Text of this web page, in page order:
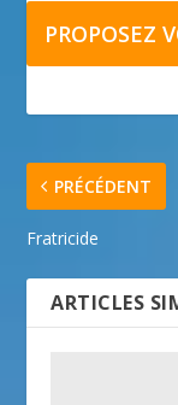
PROPOSEZ
PRÉCÉDENT
Fratricide
ARTICLES